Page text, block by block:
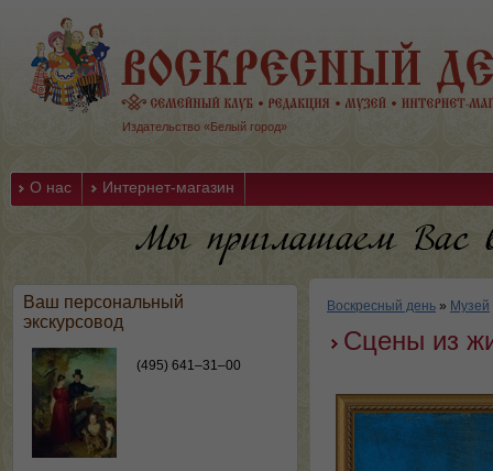
Издательство «Белый город»
О нас Интернет-магазин
Ваш персональный
экскурсовод
(495) 641–31–00
Воскресный день » Музей
Сцены из